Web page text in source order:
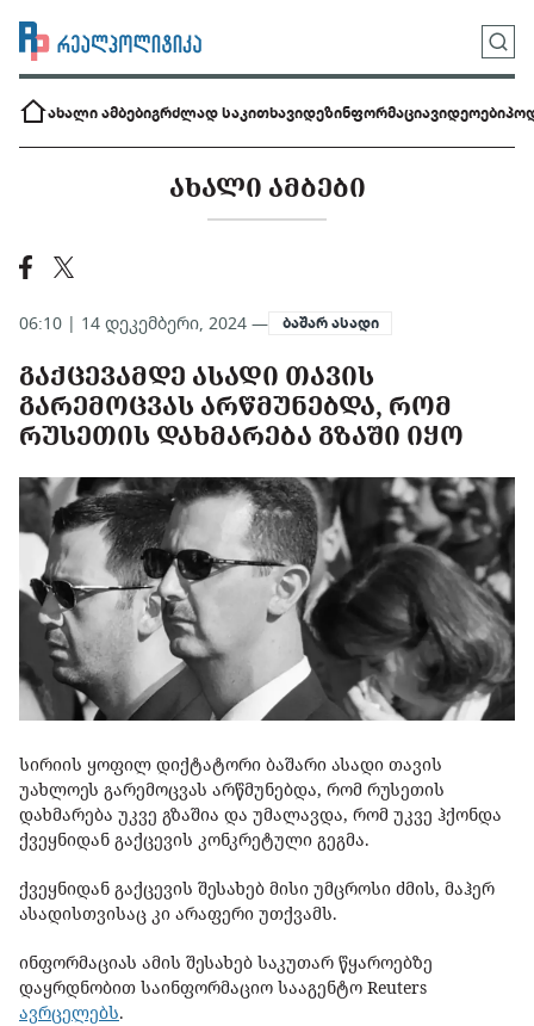
ახალი ამბებიგრძლად საკითხავიდეზინფორმაციავიდეოები
ᲐᲮᲐᲚᲘ ᲐᲛᲑᲔᲑᲘ
06:10 | 14 დეკემბერი, 2024 — ბაშარ ასადი
ᲒᲐᲥᲪᲔᲕᲐᲛᲓᲔ ᲐᲡᲐᲓᲘ ᲗᲐᲕᲘᲡ
ᲒᲐᲠᲔᲛᲝᲪᲕᲐᲡ ᲐᲠᲬᲛᲣᲜᲔᲑᲓᲐ, ᲠᲝᲛ
ᲠᲣᲡᲔᲗᲘᲡ ᲓᲐᲮᲛᲐᲠᲔᲑᲐ ᲒᲖᲐᲨᲘ ᲘᲧᲝ
სირიის ყოფილ დიქტატორი ბაშარი ასადი თავის
უახლოეს გარემოცვას არწმუნებდა, რომ რუსეთის
დახმარება უკვე გზაშია და უმალავდა, რომ უკვე ჰქონდა
ქვეყნიდან გაქცევის კონკრეტული გეგმა.
ქვეყნიდან გაქცევის შესახებ მისი უმცროსი ძმის, მაჰერ
ასადისთვისაც კი არაფერი უთქვამს.
ინფორმაციას ამის შესახებ საკუთარ წყაროებზე
დაყრდნობით საინფორმაციო სააგენტო Reuters
ავრცელებს.